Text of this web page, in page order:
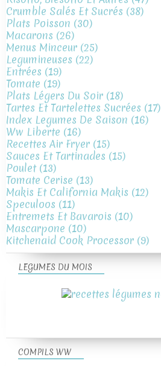
Crumble Salés Et Sucrés (38)
Plats Poisson (30)
Macarons (26)
Menus Minceur (25)
Legumineuses (22)
Entrées (19)
Tomate (19)
Plats Légers Du Soir (18)
Tartes Et Tartelettes Sucrées (17)
Index Legumes De Saison (16)
Ww Liberte (16)
Recettes Air Fryer (15)
Sauces Et Tartinades (15)
Poulet(13)
Tomate Cerise (13)
Makis Et California Makis (12)
Speculoos (11)
Entremets Et Bavarois (10)
Mascarpone (10)
Kitchenaid Cook Processor (9)
LEGUMES DU MOIS
COMPILS WW